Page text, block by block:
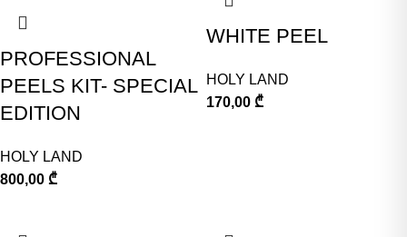
PROFESSIONAL
PEELS KIT- SPECIAL
EDITION
HOLY LAND
800,00 ₾
WHITE PEEL
HOLY LAND
170,00 ₾